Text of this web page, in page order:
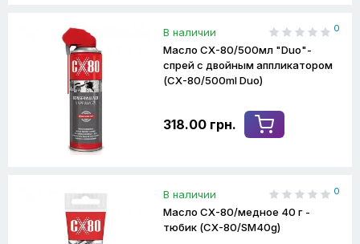
В наличии 0
Масло CX-80/500мл "Duo"-
спрей с двойным аппликатором
(CX-80/500ml Duo)
318.00 грн.
В наличии 0
Масло CX-80/медное 40 г -
тюбик (CX-80/SM40g)